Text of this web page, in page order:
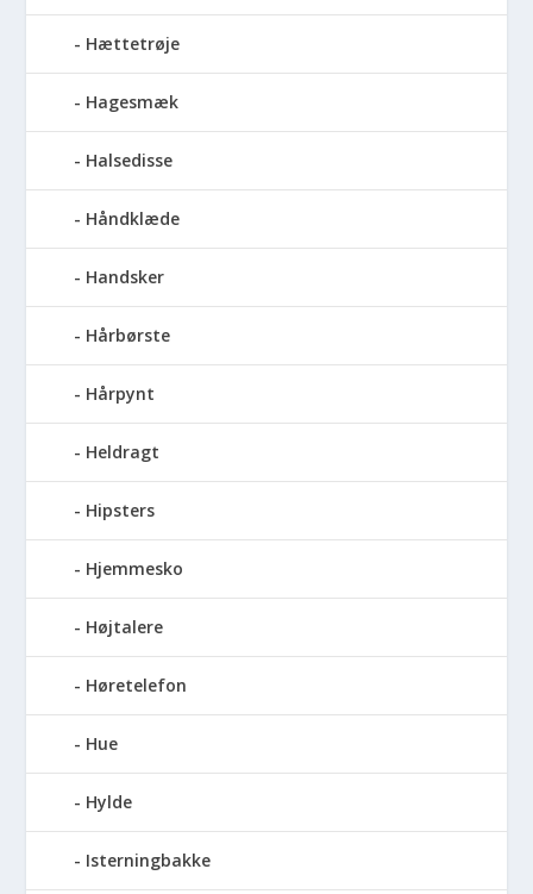
Hættetrøje
Hagesmæk
Halsedisse
Håndklæde
Handsker
Hårbørste
Hårpynt
Heldragt
Hipsters
Hjemmesko
Højtalere
Høretelefon
Hue
Hylde
Isterningbakke